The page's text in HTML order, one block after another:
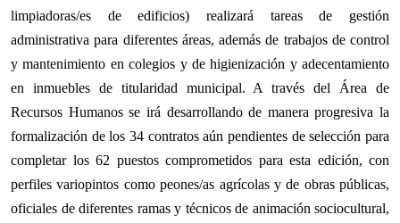
limpiadoras/es de edificios) realizará tareas de gestión
administrativa para diferentes áreas, además de trabajos de control
y mantenimiento en colegios y de higienización y adecentamiento
en inmuebles de titularidad municipal. A través del Área de
Recursos Humanos se irá desarrollando de manera progresiva la
formalización de los 34 contratos aún pendientes de selección para
completar los 62 puestos comprometidos para esta edición, con
perfiles variopintos como peones/as agrícolas y de obras públicas,
oficiales de diferentes ramas y técnicos de animación sociocultural,